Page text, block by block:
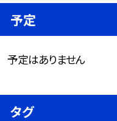
予定
予定はありません
タグ